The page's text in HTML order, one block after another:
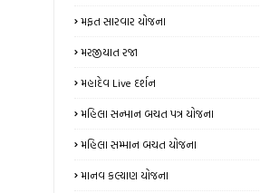
મફત સારવાર યોજના
મરજીયાત રજા
મહાદેવ Live દર્શન
મહિલા સન્માન બચત પત્ર યોજના
મહિલા સમ્માન બચત યોજના
માનવ કલ્યાણ યોજના